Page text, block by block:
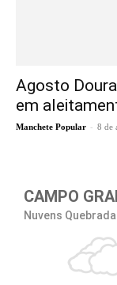
Agosto
em
Manchete Popular - 8 de
CAMPO
Nuvens